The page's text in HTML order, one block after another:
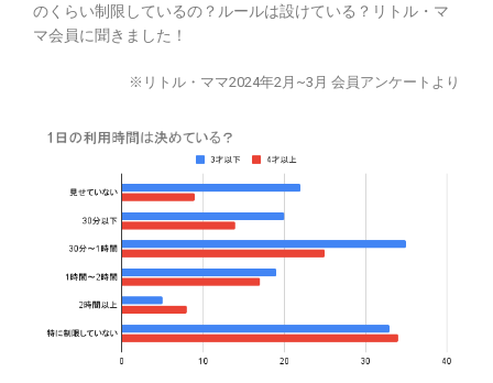
のくらい制限しているの？ルールは設けている？リトル・マ
マ会員に聞きました！
※リトル・ママ2024年2月 ~3月 会員アンケートより